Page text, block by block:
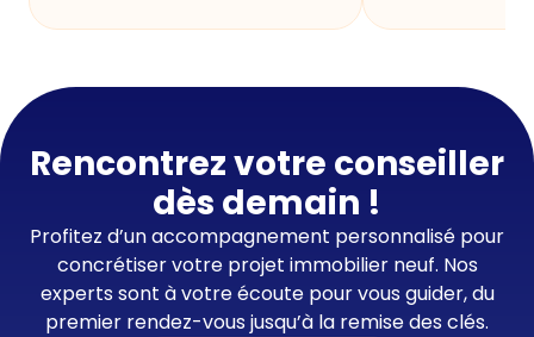
Rencontrez votre conseiller
dès demain !
Profitez d’un accompagnement personnalisé pour
concrétiser votre projet immobilier neuf. Nos
experts sont à votre écoute pour vous guider, du
premier rendez-vous jusqu’à la remise des clés.